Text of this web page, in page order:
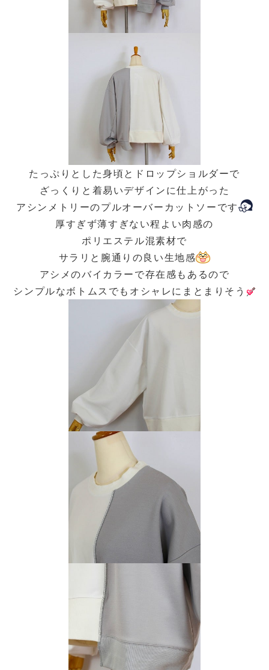
たっぷりとした身頃とドロップショルダーで
ざっくりと着易いデザインに仕上がった
アシンメトリーのプルオーバーカットソーです
厚すぎず薄すぎない程よい肉感の
ポリエステル混素材で
サラリと腕通りの良い生地感
アシメのバイカラーで存在感もあるので
シンプルなボトムスでもオシャレにまとまりそう